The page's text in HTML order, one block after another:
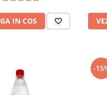
IN COS
-